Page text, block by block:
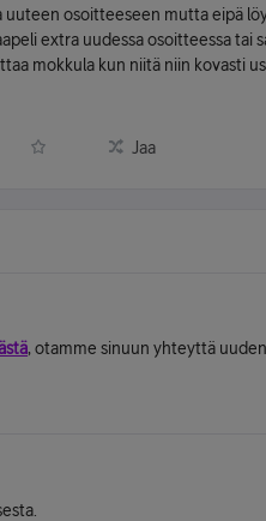
osoitteeseen mutta eipä
extra uudessa osoitteessa tai
mokkula kun niitä niin kovasti
Jaa
, otamme sinuun yhteyttä